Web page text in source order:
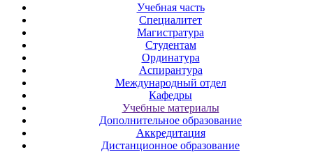
Учебная часть
Специалитет
Магистратура
Студентам
Ординатура
Аспирантура
Международный отдел
Кафедры
Учебные материалы
Дополнительное образование
Аккредитация
Дистанционное образование